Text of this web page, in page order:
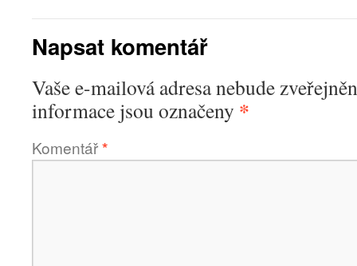
Napsat komentář
Vaše e-mailová adresa nebude
informace jsou označeny *
Komentář*